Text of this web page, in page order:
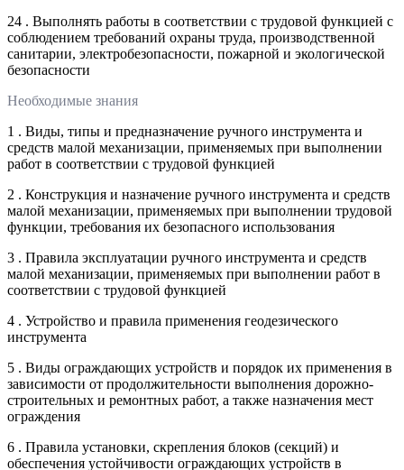
24 . Выполнять работы в соответствии с трудовой функцией с
соблюдением требований охраны труда, производственной
санитарии, электробезопасности, пожарной и экологической
безопасности
Необходимые знания
1 . Виды, типы и предназначение ручного инструмента и
средств малой механизации, применяемых при выполнении
работ в соответствии с трудовой функцией
2 . Конструкция и назначение ручного инструмента и средств
малой механизации, применяемых при выполнении трудовой
функции, требования их безопасного использования
3 . Правила эксплуатации ручного инструмента и средств
малой механизации, применяемых при выполнении работ в
соответствии с трудовой функцией
4 . Устройство и правила применения геодезического
инструмента
5 . Виды ограждающих устройств и порядок их применения в
зависимости от продолжительности выполнения дорожно-
строительных и ремонтных работ, а также назначения мест
ограждения
6 . Правила установки, скрепления блоков (секций) и
обеспечения устойчивости ограждающих устройств в